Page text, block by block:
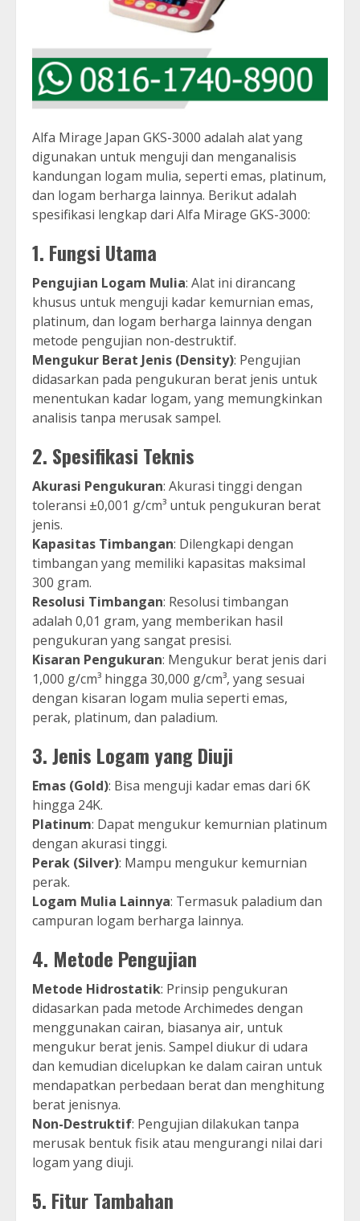
Alfa Mirage Japan GKS-3000 adalah alat yang
digunakan untuk menguji dan menganalisis
kandungan logam mulia, seperti emas, platinum,
dan logam berharga lainnya. Berikut adalah
spesifikasi lengkap dari Alfa Mirage GKS-3000:
1. Fungsi Utama
Pengujian Logam Mulia: Alat ini dirancang
khusus untuk menguji kadar kemurnian emas,
platinum, dan logam berharga lainnya dengan
metode pengujian non-destruktif.
Mengukur Berat Jenis (Density): Pengujian
didasarkan pada pengukuran berat jenis untuk
menentukan kadar logam, yang memungkinkan
analisis tanpa merusak sampel.
2. Spesifikasi Teknis
Akurasi Pengukuran: Akurasi tinggi dengan
toleransi ±0,001 g/cm³ untuk pengukuran berat
jenis.
Kapasitas Timbangan: Dilengkapi dengan
timbangan yang memiliki kapasitas maksimal
300 gram.
Resolusi Timbangan: Resolusi timbangan
adalah 0,01 gram, yang memberikan hasil
pengukuran yang sangat presisi.
Kisaran Pengukuran: Mengukur berat jenis dari
1,000 g/cm³ hingga 30,000 g/cm³, yang sesuai
dengan kisaran logam mulia seperti emas,
perak, platinum, dan paladium.
3.Jenis Logam yang Diuji
Emas (Gold): Bisa menguji kadar emas dari 6K
hingga 24K.
Platinum: Dapat mengukur kemurnian platinum
dengan akurasi tinggi.
Perak (Silver): Mampu mengukur kemurnian
perak.
Logam Mulia Lainnya: Termasuk paladium dan
campuran logam berharga lainnya.
4. Metode Pengujian
Metode Hidrostatik: Prinsip pengukuran
didasarkan pada metode Archimedes dengan
menggunakan cairan, biasanya air, untuk
mengukur berat jenis. Sampel diukur di udara
dan kemudian dicelupkan ke dalam cairan untuk
mendapatkan perbedaan berat dan menghitung
berat jenisnya.
Non-Destruktif: Pengujian dilakukan tanpa
merusak bentuk fisik atau mengurangi nilai dari
logam yang diuji.
5. Fitur Tambahan